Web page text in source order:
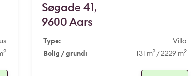
2
Søgade 41,
9600 Aars
Type:
Villa
Bolig / grund:
131 m2 / 2229 m2